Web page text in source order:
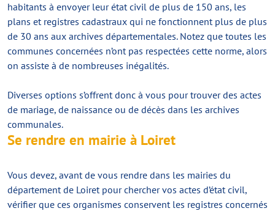
habitants à envoyer leur état civil de plus de 150 ans, les
plans et registres cadastraux qui ne fonctionnent plus de plus
de 30 ans aux archives départementales. Notez que toutes les
communes concernées n’ont pas respectées cette norme, alors
on assiste à de nombreuses inégalités.
Diverses options s’offrent donc à vous pour trouver des actes
de mariage, de naissance ou de décès dans les archives
communales.
Se rendre en mairie à Loiret
Vous devez, avant de vous rendre dans les mairies du
département de Loiret pour chercher vos actes d’état civil,
vérifier que ces organismes conservent les registres concernés